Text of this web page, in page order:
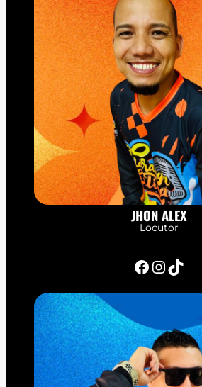
JHON ALEX
Locutor
Facebook InstagramTikTok